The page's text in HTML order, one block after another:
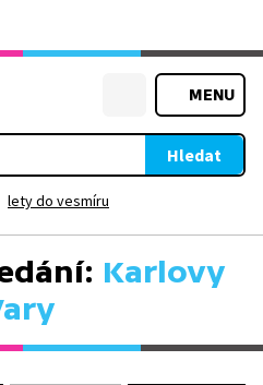
MENU
Hledat
lety do vesmíru
Karlovy